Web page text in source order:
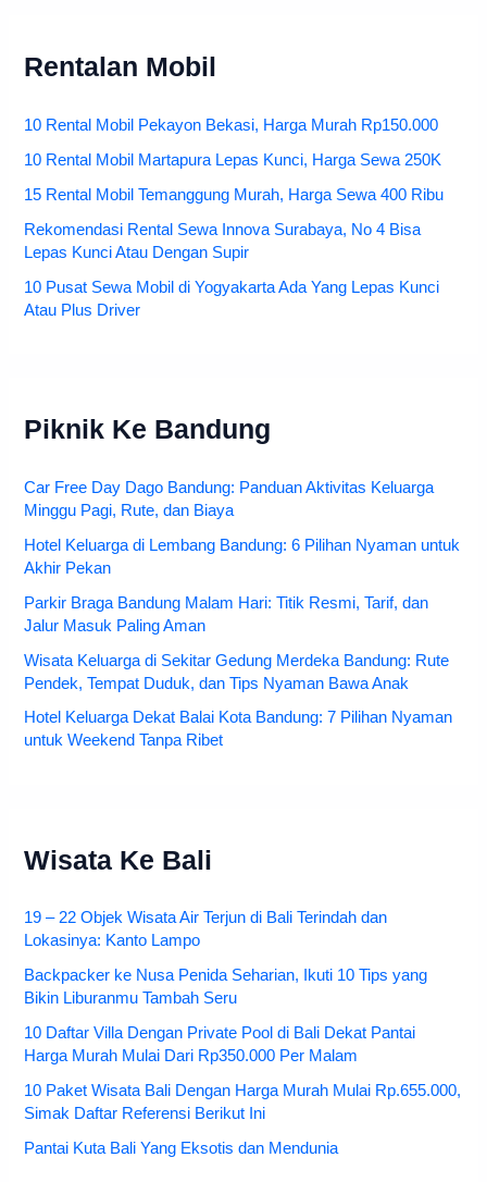
Rentalan Mobil
10 Rental Mobil Pekayon Bekasi, Harga Murah Rp150.000
10 Rental Mobil Martapura Lepas Kunci, Harga Sewa 250K
15 Rental Mobil Temanggung Murah, Harga Sewa 400 Ribu
Rekomendasi Rental Sewa Innova Surabaya, No 4 Bisa
Lepas Kunci Atau Dengan Supir
10 Pusat Sewa Mobil di Yogyakarta Ada Yang Lepas Kunci
Atau Plus Driver
Piknik Ke Bandung
Car Free Day Dago Bandung: Panduan Aktivitas Keluarga
Minggu Pagi, Rute, dan Biaya
Hotel Keluarga di Lembang Bandung: 6 Pilihan Nyaman untuk
Akhir Pekan
Parkir Braga Bandung Malam Hari: Titik Resmi, Tarif, dan
Jalur Masuk Paling Aman
Wisata Keluarga di Sekitar Gedung Merdeka Bandung: Rute
Pendek, Tempat Duduk, dan Tips Nyaman Bawa Anak
Hotel Keluarga Dekat Balai Kota Bandung: 7 Pilihan Nyaman
untuk Weekend Tanpa Ribet
Wisata Ke Bali
19 – 22 Objek Wisata Air Terjun di Bali Terindah dan
Lokasinya: Kanto Lampo
Backpacker ke Nusa Penida Seharian, Ikuti 10 Tips yang
Bikin Liburanmu Tambah Seru
10 Daftar Villa Dengan Private Pool di Bali Dekat Pantai
Harga Murah Mulai Dari Rp350.000 Per Malam
10 Paket Wisata Bali Dengan Harga Murah Mulai Rp.655.000,
Simak Daftar Referensi Berikut Ini
Pantai Kuta Bali Yang Eksotis dan Mendunia